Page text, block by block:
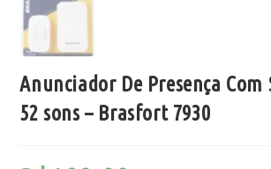
Anunciador De Presença Com
52 sons – Brasfort 7930